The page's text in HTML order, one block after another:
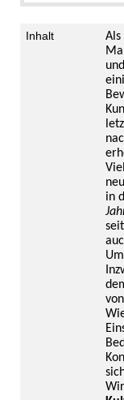
Inhalt
in